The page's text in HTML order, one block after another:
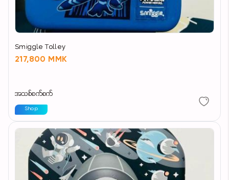
Smiggle Tolley
217,800 MMK
အသစ်စက်စက်
Shop